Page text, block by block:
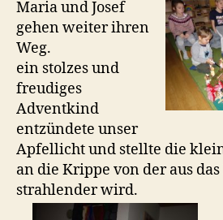
Maria und Josef
gehen weiter ihren
Weg.
ein stolzes und
freudiges
Adventkind
entzündete unser
Apfellicht und stellte die
an die Krippe von der aus
strahlender wird.